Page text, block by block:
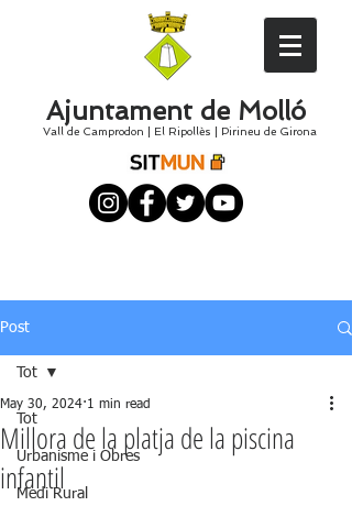
Ajuntament de Molló
Vall de Camprodon El Ripollès Pirineu de Girona
Post
Tot
Urbanisme i Obres
Medi Rural
Tot
Millora de la platja de la piscina
infantil
May 30, 2024 1 min read